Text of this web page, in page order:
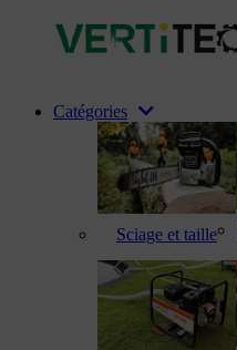
Catégories
Sciage et taille